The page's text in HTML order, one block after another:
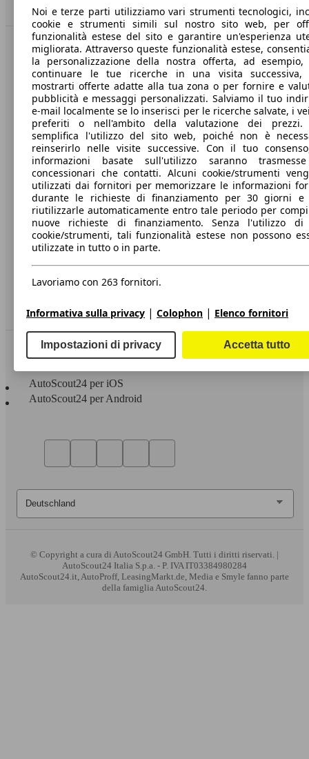
Torna su
Benvenuti su AutoScout24, il mercato auto europeo.
Società
A proposito di AutoScout24
Stampa
Media
Condizioni generali
Informazioni
Privacy
Area rivenditori
Sempre con te
AutoScout24 per iOS
AutoScout24 per Android
© Copyright a cura di AutoScout24 GmbH. Tutti i diritti riservati. |
AutoScout24 Italia S.p.a. - P. IVA IT03384980284
AutoScout24.it, AutoProff, LeasingMarkt.de, Media e Smyle fanno parte
della famiglia AutoScout24.
Noi e terze parti utilizziamo vari strumenti tecnologici,
cookie e strumenti simili sul nostro sito web, per
funzionalità estese del sito e garantire un'esperienza
migliorata. Attraverso queste funzionalità estese,
la personalizzazione della nostra offerta, ad esempio,
continuare le tue ricerche in una visita successiva,
mostrarti offerte adatte alla tua zona o per fornire e
pubblicità e messaggi personalizzati. Salviamo il tuo
e-mail localmente se lo inserisci per le ricerche salvate, i
preferiti o nell'ambito della valutazione dei prezzi.
semplifica l'utilizzo del sito web, poiché non è
reinserirlo nelle visite successive. Con il tuo
informazioni basate sull'utilizzo saranno
concessionari che contatti. Alcuni cookie/strumenti
utilizzati dai fornitori per memorizzare le informazioni
durante le richieste di finanziamento per 30 giorni e
riutilizzarle automaticamente entro tale periodo per
nuove richieste di finanziamento. Senza l'utilizzo
cookie/strumenti, tali funzionalità estese non possono
utilizzate in tutto o in parte.
Lavoriamo con 263 fornitori.
Informativa sulla privacy | Colophon | Elenco fornitori
Impostazioni di privacy Accetta tutto